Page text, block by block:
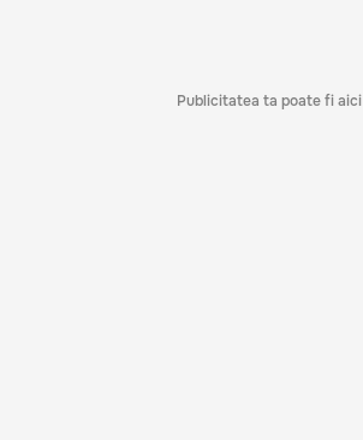
Publicitatea ta poate fi aici